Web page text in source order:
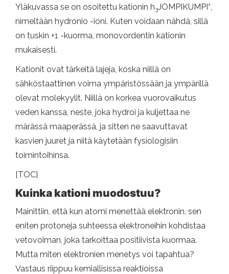
Yläkuvassa se on osoitettu kationin h3JOMPIKUMPI+
nimeltään hydronio -ioni. Kuten voidaan nähdä, sillä
on tuskin +1 -kuorma, monovordentin kationin
mukaisesti.
Kationit ovat tärkeitä lajeja, koska niillä on
sähköstaattinen voima ympäristössään ja ympärillä
olevat molekyylit. Niillä on korkea vuorovaikutus
veden kanssa, neste, joka hydroi ja kuljettaa ne
märässä maaperässä, ja sitten ne saavuttavat
kasvien juuret ja niitä käytetään fysiologisiin
toimintoihinsa.
[TOC]
Kuinka kationi muodostuu?
Mainittiin, että kun atomi menettää elektronin, sen
eniten protoneja suhteessa elektroneihin kohdistaa
vetovoiman, joka tarkoittaa positiivista kuormaa.
Mutta miten elektronien menetys voi tapahtua?
Vastaus riippuu kemiallisissa reaktioissa